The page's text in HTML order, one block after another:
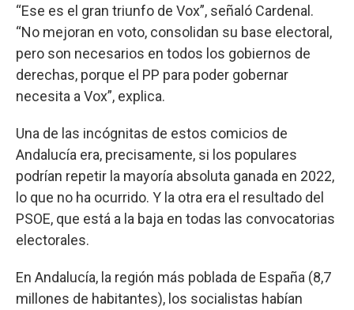
“Ese es el gran triunfo de Vox”, señaló Cardenal.
“No mejoran en voto, consolidan su base electoral,
pero son necesarios en todos los gobiernos de
derechas, porque el PP para poder gobernar
necesita a Vox”, explica.
Una de las incógnitas de estos comicios de
Andalucía era, precisamente, si los populares
podrían repetir la mayoría absoluta ganada en 2022,
lo que no ha ocurrido. Y la otra era el resultado del
PSOE, que está a la baja en todas las convocatorias
electorales.
En Andalucía, la región más poblada de España (8,7
millones de habitantes), los socialistas habían